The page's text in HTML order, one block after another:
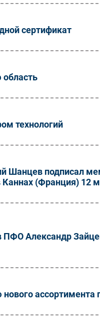
сертификат
область
технологий
Шанцев подписал
(Франция) 12
ПФО Александр
ассортимента